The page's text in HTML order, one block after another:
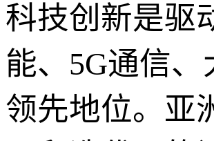
科技创新是驱
能、5G通信
领先地位。亚